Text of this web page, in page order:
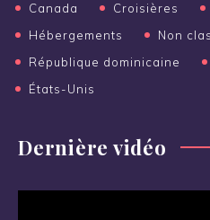
Canada
Croisières
Hébergements
Non
République dominicaine
États-Unis
Dernière vidéo